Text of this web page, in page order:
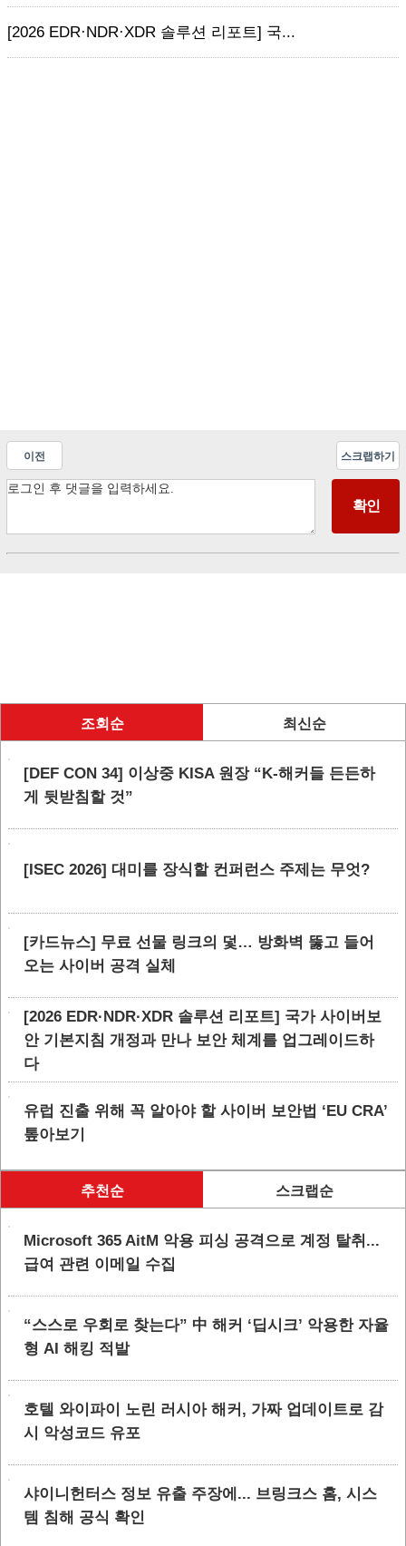
[2026 EDR·NDR·XDR 솔루션 리포트] 국...
이전 스크랩하기
조회순 최신순
[DEF CON 34] 이상중 KISA 원장 “K-해커들 든든하
게 뒷받침할 것”
[ISEC 2026] 대미를 장식할 컨퍼런스 주제는 무엇?
[카드뉴스] 무료 선물 링크의 덫… 방화벽 뚫고 들어
오는 사이버 공격 실체
[2026 EDR·NDR·XDR 솔루션 리포트] 국가 사이버보
안 기본지침 개정과 만나 보안 체계를 업그레이드하
다
유럽 진출 위해 꼭 알아야 할 사이버 보안법 ‘EU CRA’
톺아보기
추천순 스크랩순
Microsoft 365 AitM 악용 피싱 공격으로 계정 탈취...
급여 관련 이메일 수집
“스스로 우회로 찾는다” 中 해커 ‘딥시크’ 악용한 자율
형 AI 해킹 적발
호텔 와이파이 노린 러시아 해커, 가짜 업데이트로 감
시 악성코드 유포
샤이니헌터스 정보 유출 주장에... 브링크스 홈, 시스
템 침해 공식 확인